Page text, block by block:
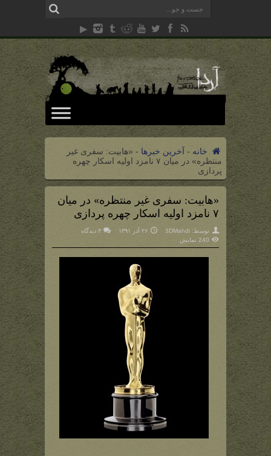
خانه - آخرین خبرها - «هابیت: سفری غیر
منتظره» در میان ۷ نامزد اولیه اسکار چهره
پردازی
«هابیت: سفری غیر منتظره» در میان
۷ نامزد اولیه اسکار چهره پردازی
توسط: 3DMahdi ۲۶ آذر ۱۳۹۱
۳ دیدگاه
240 نمایش